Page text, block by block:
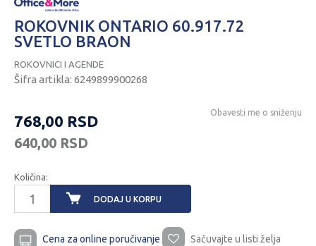
ROKOVNIK ONTARIO 60.917.72
SVETLO BRAON
ROKOVNICI I AGENDE
Šifra artikla: 6249899900268
768,00 RSD
640,00 RSD
Obavesti me o sniženju
Količina:
DODAJ U KORPU
Cena za online poručivanje Sačuvajte u listi želja